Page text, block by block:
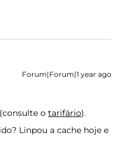
Forum|Forum|1 year ago
o tarifário).
Linpou a cache hoje e